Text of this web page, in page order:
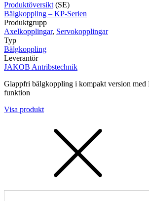
Mätning
MätskalorRäknare / Displayer
Givare
Maskinsäkerhet
LjusridåerLjustorn
Varningsljud
Varningsljus
Produktöversikt (SE)
Bälgkoppling – KP-Serien
Produktgrupp
Axelkopplingar, Servokopplingar
Typ
Bälgkoppling
Leverantör
JAKOB Antribstechnik
Glappfri bälgkoppling i kompakt version med
funktion
Visa produkt